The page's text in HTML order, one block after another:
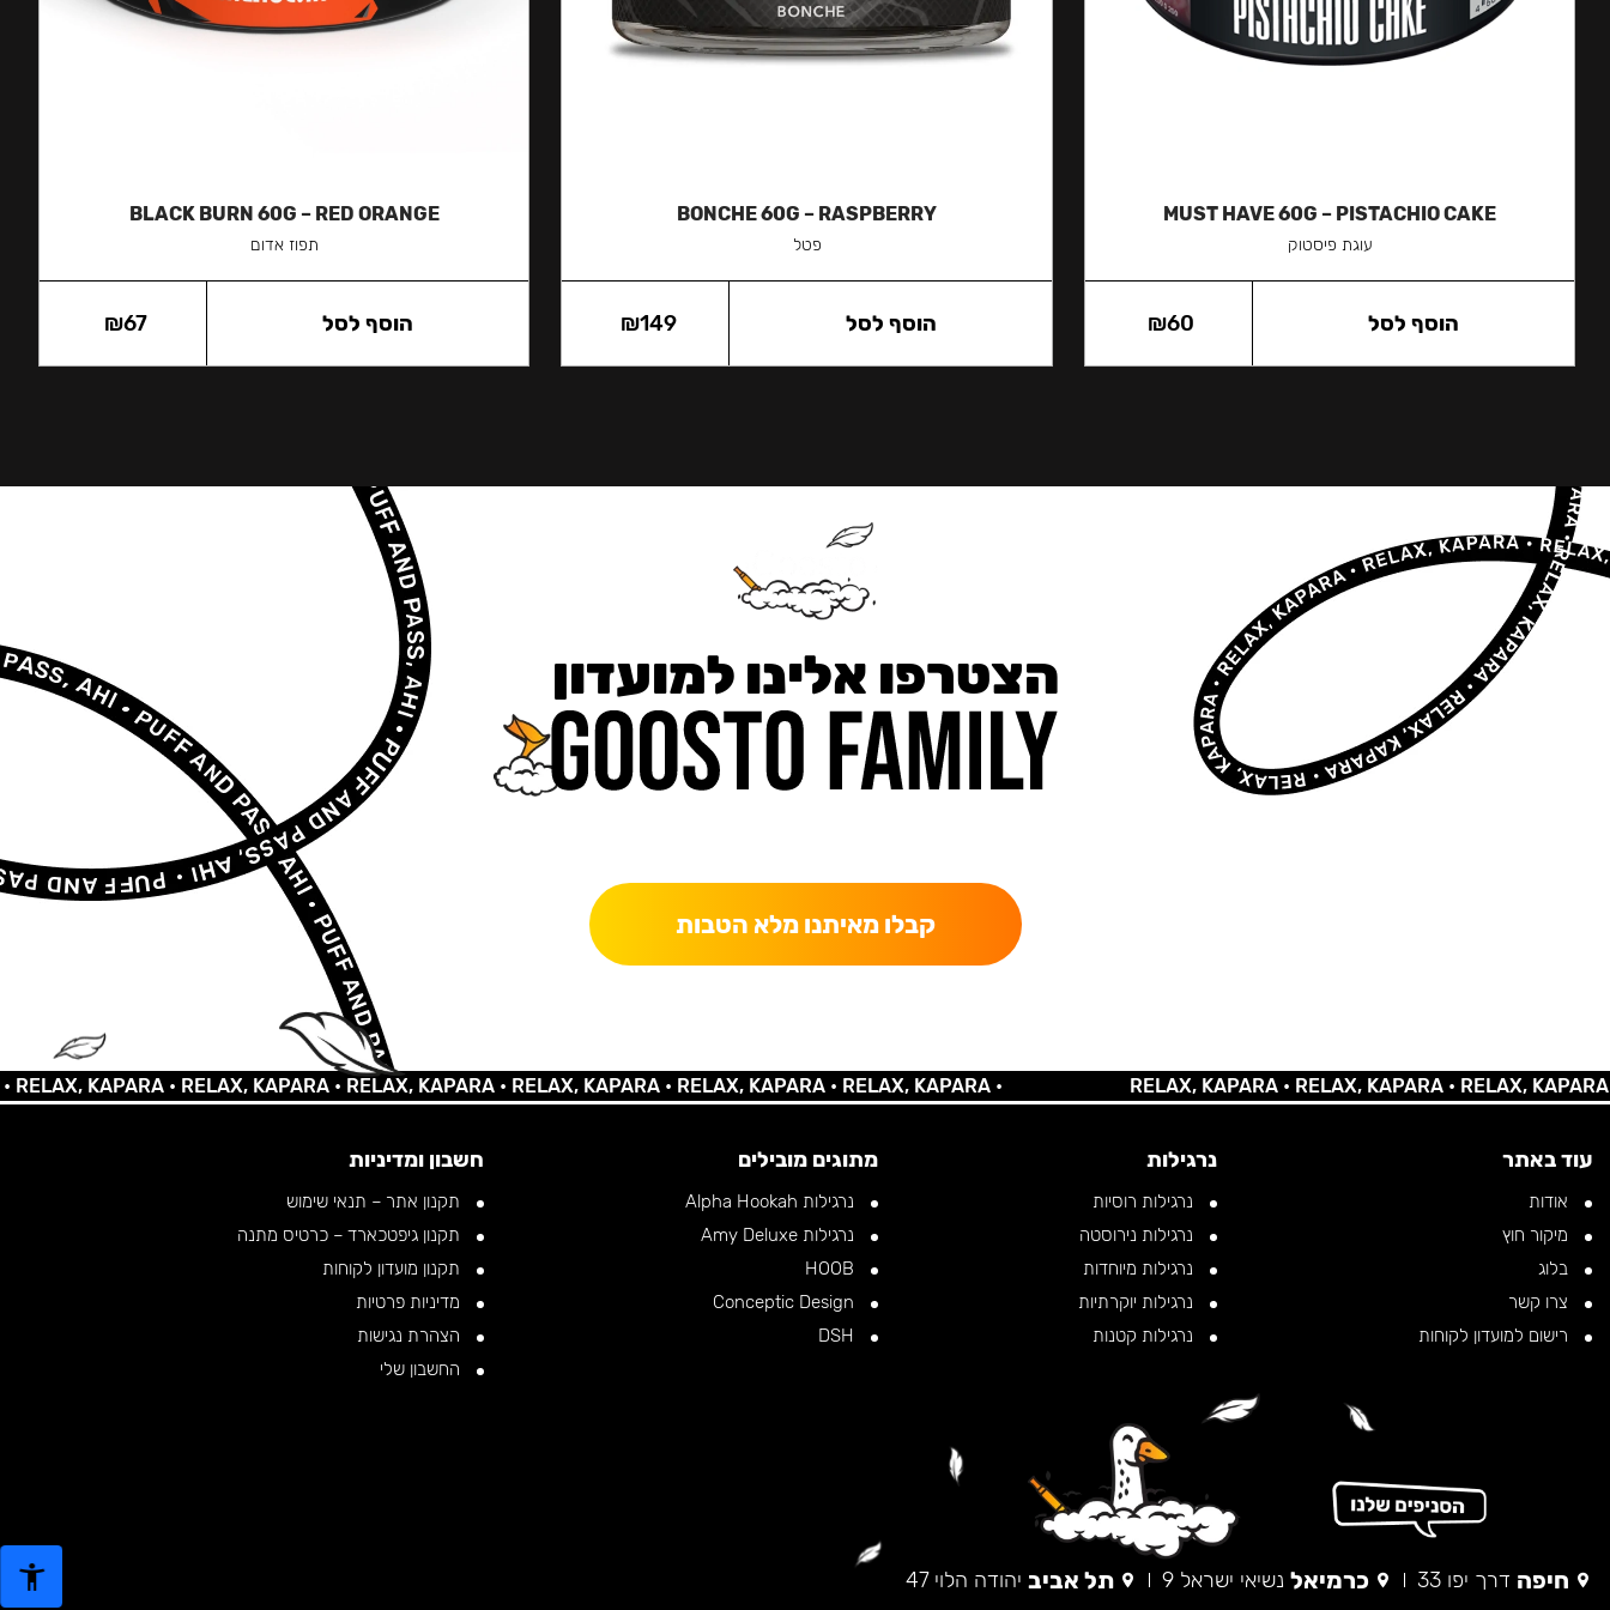
MUST HAVE 60G – PISTACHIO CAKE
עוגת פיסטוק
₪60 הוסף לסל
BONCHE 60G – RASPBERRY
פטל
₪149 הוסף לסל
BLACK BURN 60G – RED ORANGE
תפוז אדום
₪67 הוסף לסל
הצטרפו אלינו למועדון
קבלו מאיתנו מלא הטבות
KAPARA •RELAX, KAPARA •RELAX, KAPARA •RELAX, KAPARA •RELAX, KAPARA •RELAX, KAPARA • RELAX, KAPARA •RELAX, KAPARA •RELAX, KAPARA •
עוד באתר
אודות
מיקור חוץ
בלוג
צרו קשר
רישום למועדון לקוחות
נרגילות
נרגילות רוסיות
נרגילות נירוסטה
נרגילות מיוחדות
נרגילות יוקרתיות
נרגילות קטנות
מתוגים מובילים
נרגילות Alpha Hookah
נרגילות Amy Deluxe
חשבון ומדיניות
תקנון אתר – תנאי שימוש
תקנון גיפטכארד – כרטיס מתנה
תקנון מועדון לקוחות
מדיניות פרטיות
הצהרת נגישות
החשבון שלי
חיפה דרך יפו 33 כרמיאל נשיאי ישראל 9 תל אביב יהודה הלוי 47